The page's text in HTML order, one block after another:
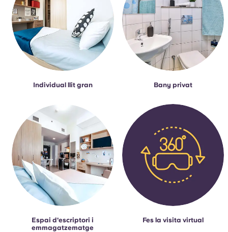
Individual llit gran Bany privat
Espai d'escriptori i
emmagatzematge
Fes la visita virtual